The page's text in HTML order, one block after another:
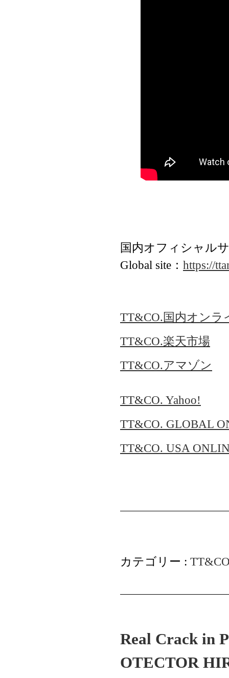
国内オフィシャル
Global site： https://
TT&CO.国内オンラ
TT&CO.楽天市場
TT&CO.アマゾン
TT&CO. Yahoo!
TT&CO. GLOBAL
TT&CO. USA
カテゴリー :
Real Crack in
OTECTOR